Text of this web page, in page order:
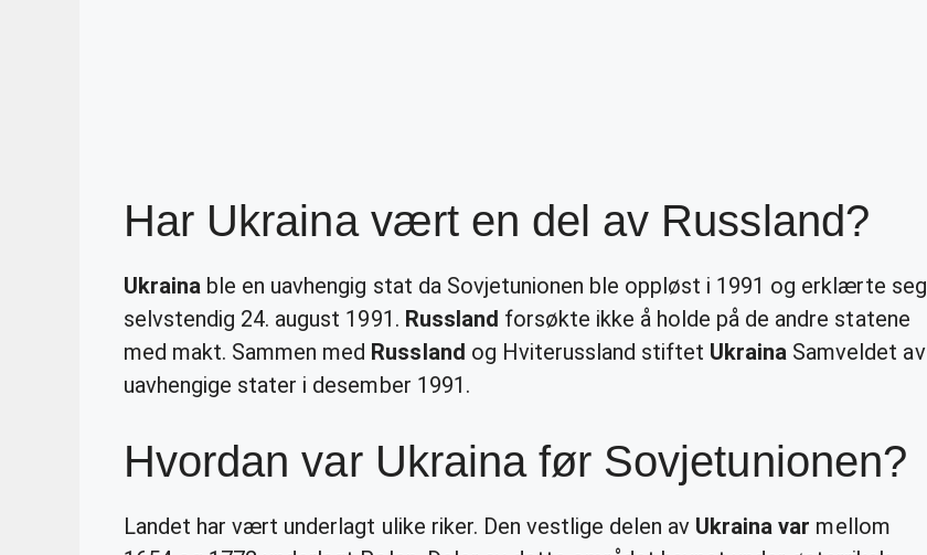
Har Ukraina vært en del av Russland?
Ukraina ble en uavhengig stat da Sovjetunionen ble oppløst i 1991 og erklærte seg
selvstendig 24. august 1991. Russland forsøkte ikke å holde på de andre statene
med makt. Sammen med Russland og Hviterussland stiftet Ukraina Samveldet av
uavhengige stater i desember 1991.
Hvordan var Ukraina før Sovjetunionen?
Landet har vært underlagt ulike riker. Den vestlige delen av Ukraina var mellom